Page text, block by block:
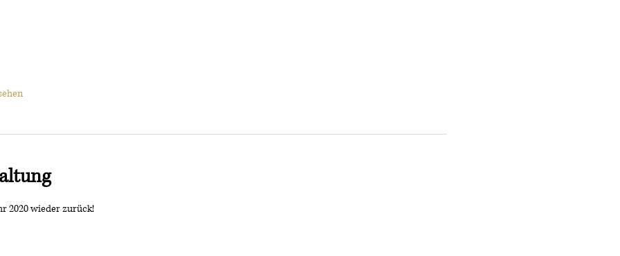
2020 wieder zurück!